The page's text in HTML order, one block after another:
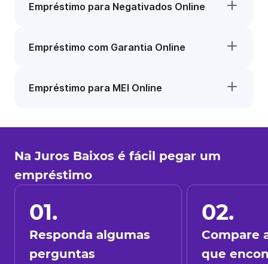
Empréstimo para Negativados Online
Empréstimo com Garantia Online
Empréstimo para MEI Online
Na Juros Baixos é fácil pegar um
empréstimo
01.
Responda algumas
perguntas
02.
Compare
que